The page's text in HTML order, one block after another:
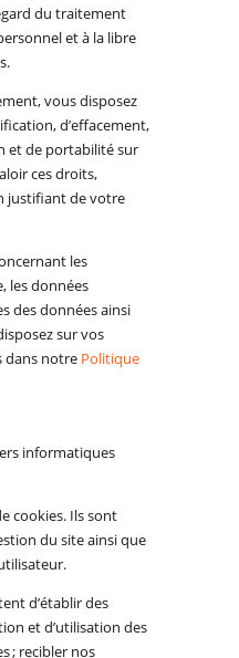
du traitement
et à la libre
vous disposez
d’effacement,
et de portabilité sur
ces droits,
justifiant de votre
les
les données
des données ainsi
sur vos
dans notre Politique
informatiques
cookies. Ils sont
du site ainsi que
d’établir des
et d’utilisation des
; recibler nos